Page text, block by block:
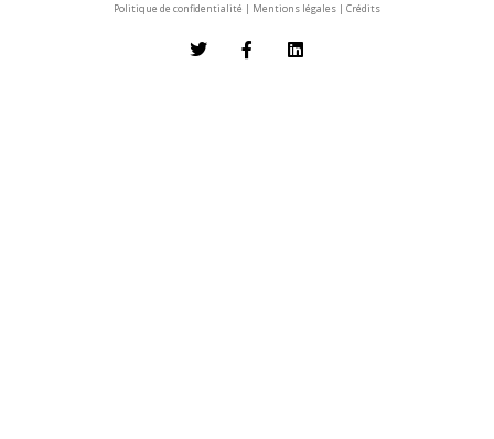
Politique de confidentialité | Mentions légales | Crédits